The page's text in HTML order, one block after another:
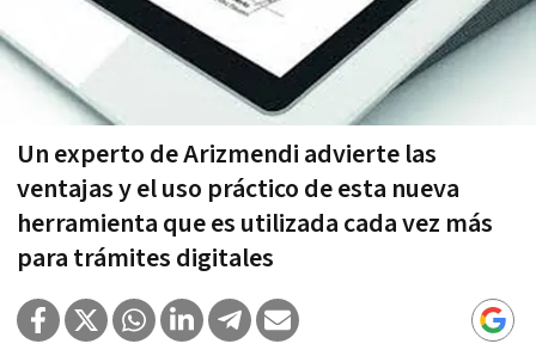
Un experto de Arizmendi advierte las
ventajas y el uso práctico de esta nueva
herramienta que es utilizada cada vez más
para trámites digitales